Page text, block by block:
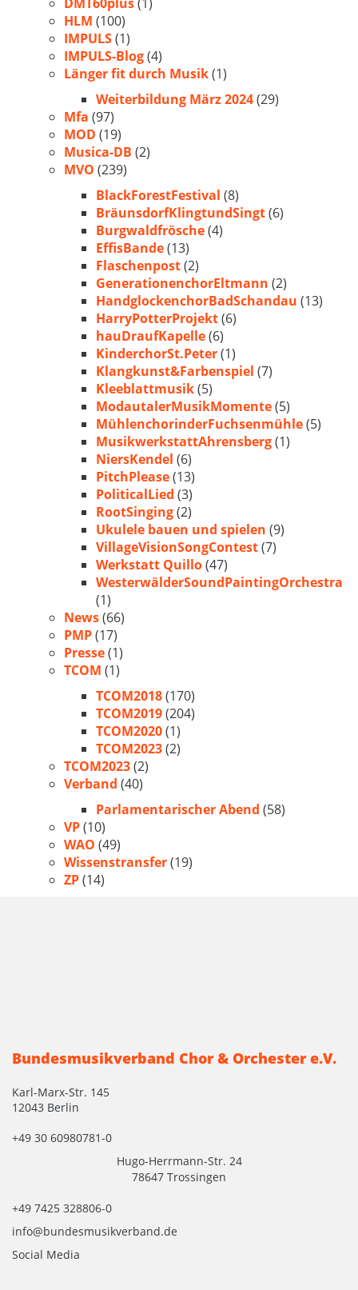
HLM (100)
IMPULS(1)
IMPULS-Blog(4)
Länger fit durch Musik(1)
Weiterbildung März 2024(29)
Mfa (97)
MOD (19)
Musica-DB (2)
MVO (239)
BlackForestFestival (8)
BräunsdorfKlingtundSingt(6)
Burgwaldfrösche(4)
EffisBande(13)
Flaschenpost(2)
GenerationenchorEltmann (2)
HandglockenchorBadSchandau (13)
HarryPotterProjekt(6)
hauDraufKapelle(6)
KinderchorSt.Peter(1)
Klangkunst&Farbenspiel (7)
Kleeblattmusik(5)
ModautalerMusikMomente(5)
MühlenchorinderFuchsenmühle(5)
MusikwerkstattAhrensberg(1)
NiersKendel (6)
PitchPlease(13)
PoliticalLied (3)
RootSinging(2)
Ukulele bauen und spielen (9)
VillageVisionSongContest(7)
Werkstatt Quillo(47)
WesterwälderSoundPaintingOrchestra
(1)
News(66)
PMP(17)
Presse(1)
TCOM (1)
TCOM2018(170)
TCOM2019(204)
TCOM2020(1)
TCOM2023(2)
TCOM2023(2)
Verband (40)
Parlamentarischer Abend (58)
VP(10)
WAO (49)
Wissenstransfer(19)
ZP(14)
Bundesmusikverband Chor & Orchester e.V.
Karl-Marx-Str. 145
12043 Berlin
+49 30 60980781-0
Hugo-Herrmann-Str. 24
78647 Trossingen
+49 7425 328806-0
info@bundesmusikverband.de
Social Media